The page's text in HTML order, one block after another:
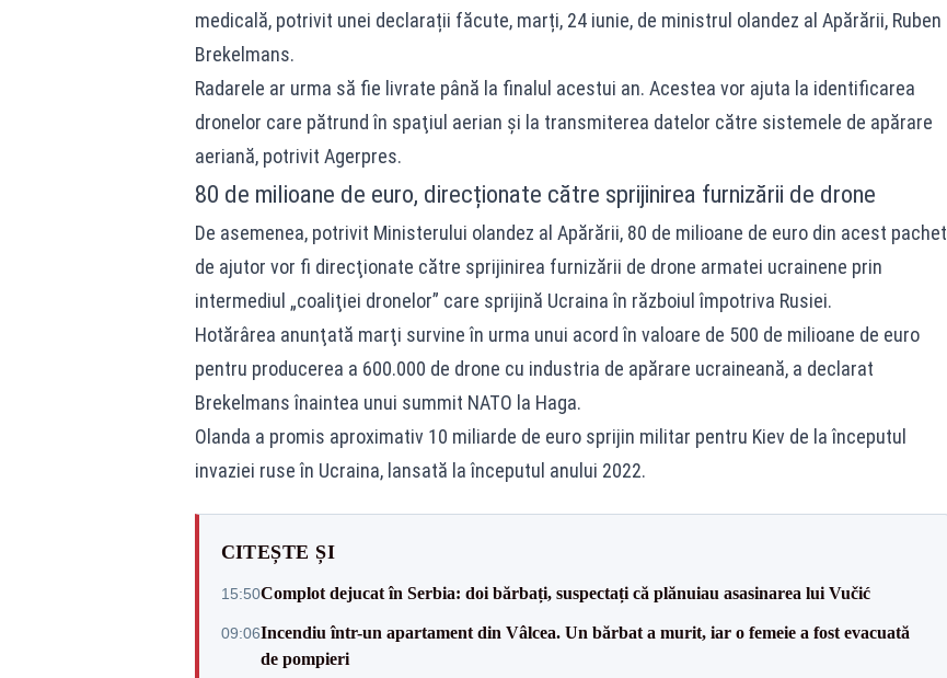
medicală, potrivit unei declarații făcute, marți, 24 iunie, de ministrul olandez al Apărării, Ruben
Brekelmans.
Radarele ar urma să fie livrate până la finalul acestui an. Acestea vor ajuta la identificarea
dronelor care pătrund în spaţiul aerian şi la transmiterea datelor către sistemele de apărare
aeriană, potrivit Agerpres.
80 de milioane de euro, direcționate către sprijinirea furnizării de drone
De asemenea, potrivit Ministerului olandez al Apărării, 80 de milioane de euro din acest pachet
de ajutor vor fi direcţionate către sprijinirea furnizării de drone armatei ucrainene prin
intermediul „coaliţiei dronelor” care sprijină Ucraina în războiul împotriva Rusiei.
Hotărârea anunţată marţi survine în urma unui acord în valoare de 500 de milioane de euro
pentru producerea a 600.000 de drone cu industria de apărare ucraineană, a declarat
Brekelmans înaintea unui summit NATO la Haga.
Olanda a promis aproximativ 10 miliarde de euro sprijin militar pentru Kiev de la începutul
invaziei ruse în Ucraina, lansată la începutul anului 2022.
CITEȘTE ȘI
15:50Complot dejucat în Serbia: doi bărbați, suspectați că plănuiau asasinarea lui Vučić
09:06Incendiu într-un apartament din Vâlcea. Un bărbat a murit, iar o femeie a fost evacuată
de pompieri